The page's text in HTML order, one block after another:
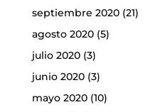
septiembre 2020(21)
agosto 2020(5)
julio 2020(3)
junio 2020(3)
mayo 2020(10)